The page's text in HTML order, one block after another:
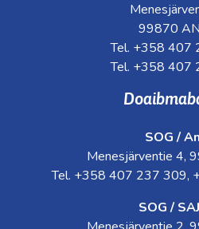
99870
Tel. +358 407
Tel. +358 407
SOG /
Menesjärventie 4,
Tel. +358 407 237 309,
SOG /